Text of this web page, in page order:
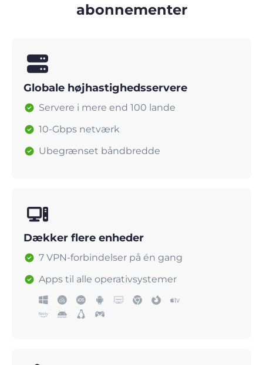
abonnementer
Globale højhastighedsservere
Servere i mere end 100 lande
10-Gbps netværk
Ubegrænset båndbredde
Dækker flere enheder
7 VPN-forbindelser på én gang
Apps til alle operativsystemer